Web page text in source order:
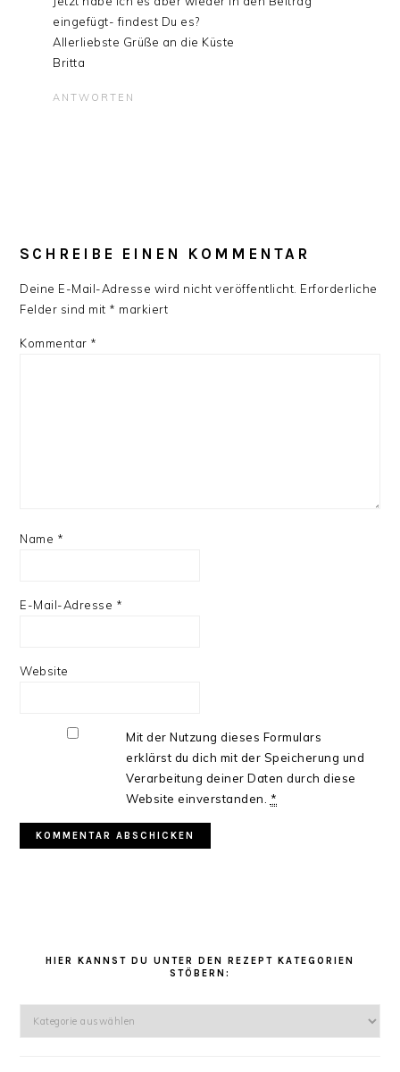
eingefügt- findest Du es?
Allerliebste Grüße an die Küste
Britta
ANTWORTEN
SCHREIBE EINEN KOMMENTAR
Deine E-Mail-Adresse wird nicht veröffentlicht. Erforderliche
Felder sind mit * markiert
Kommentar *
Name *
E-Mail-Adresse *
Website
Mit der Nutzung dieses Formulars
erklärst du dich mit der Speicherung und
Verarbeitung deiner Daten durch diese
Website einverstanden. *
HIER KANNST DU UNTER DEN REZEPT KATEGORIEN
STÖBERN: